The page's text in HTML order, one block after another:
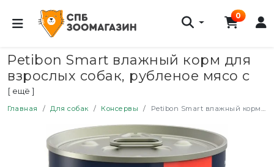
0
Petibon Smart влажный корм для
взрослых собак, рубленое мясо с
ягненком и индейкой, в консервах
- 240 г х 12 шт
[ ещё ]
Главная Для собак Консервы Petibon Smart влажный корм для взрослых собак, рубленое мясо с ягненком и индейкой, в консервах - 240 г х 12 шт